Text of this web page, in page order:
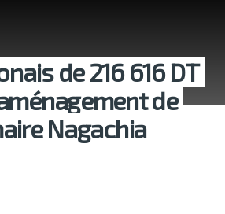
de 216 616 DT
de
Nagachia